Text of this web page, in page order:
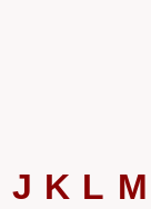
J K L M